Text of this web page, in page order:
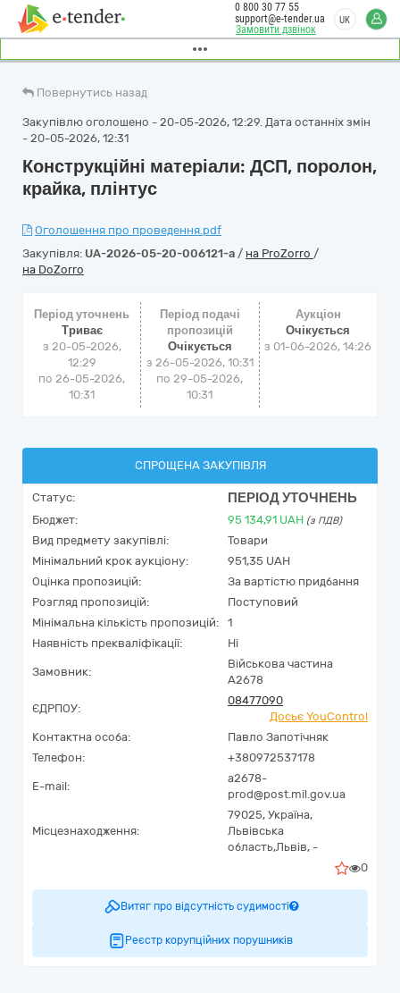
Замовити дзвінок
0 800 30 77 55
support@e-tender.ua
UK
Повернутись назад
Закупівлю оголошено - 20-05-2026, 12:29. Дата останніх змін
- 20-05-2026, 12:31
Конструкційні матеріали: ДСП, поролон,
крайка, плінтус
Оголошення про проведення.pdf
Закупівля: UA-2026-05-20-006121-a / на ProZorro /
на DoZorro
Період уточнень
Триває
з 20-05-2026,
12:29
по 26-05-2026,
10:31
Період подачі
пропозицій
Очікується
з 26-05-2026, 10:31
по 29-05-2026,
10:31
Аукціон
Очікується
з 01-06-2026, 14:26
СПРОЩЕНА ЗАКУПІВЛЯ
Статус: ПЕРІОД УТОЧНЕНЬ
Бюджет: 95 134,91 UAH (з ПДВ)
Вид предмету закупівлі:
Товари
Мінімальний крок аукціону:
951,35 UAH
Оцінка пропозицій:
За вартістю придбання
Розгляд пропозицій:
Поступовий
Мінімальна кількість пропозицій:
1
Наявність прекваліфікації:
Ні
Замовник:
Військова частина
А2678
ЄДРПОУ:
08477090
Досьє YouControl
Контактна особа:
Павло Запотічняк
Телефон:
+380972537178
E-mail:
a2678-
prod@post.mil.gov.ua
Місцезнаходження:
79025, Україна,
Львівська
область,Львів, -
0
Витяг про відсутність судимості
Реєстр корупційних порушників